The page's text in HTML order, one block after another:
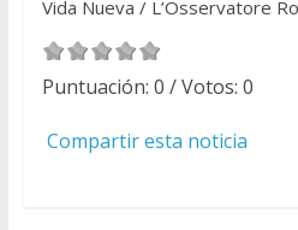
Vida Nueva / L’Osservatore
Puntuación: 0 / Votos: 0
Compartir esta noticia